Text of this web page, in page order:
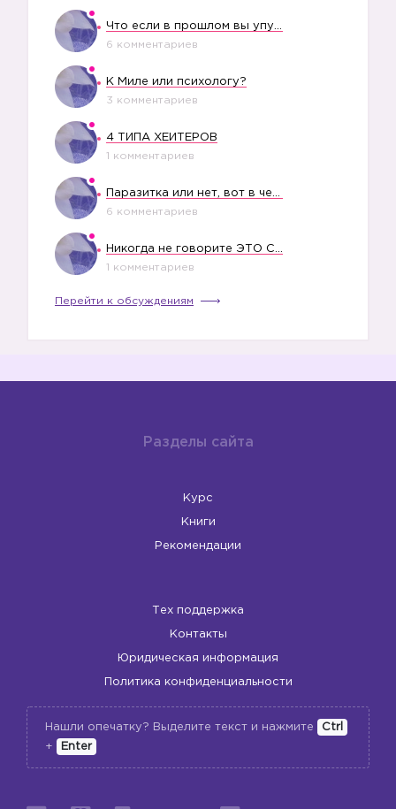
6 комментариев
К Миле или психологу?
3 комментариев
4 ТИПА ХЕЙТЕРОВ
1 комментариев
6 комментариев
1 комментариев
Перейти к обсуждениям
Разделы сайта
Курс
Книги
Рекомендации
Тех поддержка
Контакты
Юридическая информация
Политика конфиденциальности
Нашли опечатку? Выделите текст и нажмите
Ctrl
+
Enter